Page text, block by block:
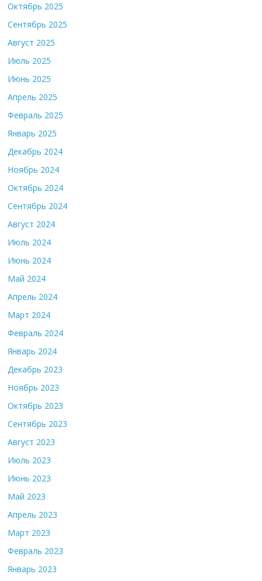
Октябрь 2025
Сентябрь 2025
Август 2025
Июль 2025
Июнь 2025
Апрель 2025
Февраль 2025
Январь 2025
Декабрь 2024
Ноябрь 2024
Октябрь 2024
Сентябрь 2024
Август 2024
Июль 2024
Июнь 2024
Май 2024
Апрель 2024
Март 2024
Февраль 2024
Январь 2024
Декабрь 2023
Ноябрь 2023
Октябрь 2023
Сентябрь 2023
Август 2023
Июль 2023
Июнь 2023
Май 2023
Апрель 2023
Март 2023
Февраль 2023
Январь 2023